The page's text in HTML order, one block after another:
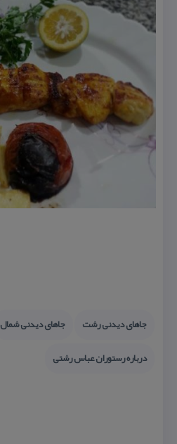
جاهای دیدنی رشت
جاهای دیدنی شمال
درباره رستوران عباس رشتی